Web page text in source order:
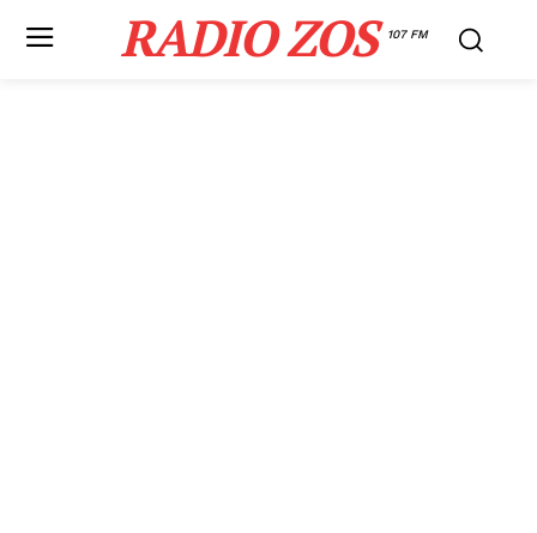
RADIO ZOS 107 FM